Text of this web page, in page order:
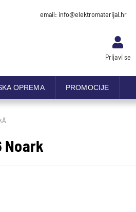
email: info@elektromaterijal.hr
Prijavi se
OPREMA PROMOCIJE
Noark